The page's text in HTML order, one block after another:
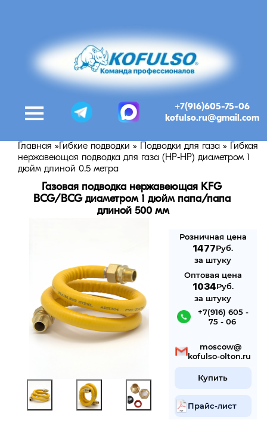
+7(916)605-75-06
kofulso.ru@gmail.com
Главная »Гибкие подводки » Подводки для газа » Гибкая
нержавеющая подводка для газа (НР-НР) диаметром 1
дюйм длиной 0.5 метра
Газовая подводка нержавеющая KFG
BCG/BCG диаметром 1 дюйм папа/папа
длиной 500 мм
Розничная цена
1477Руб.
за штуку
Оптовая цена
1034Руб.
за штуку
+7(916) 605 -
75 - 06
mosсow@
kofulso-olton.ru
Купить
Прайс-лист